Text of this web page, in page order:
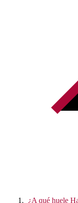
¿A qué huele